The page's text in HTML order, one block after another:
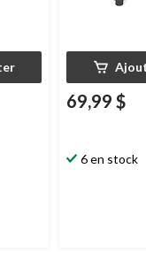
69,99 $
6 en stock